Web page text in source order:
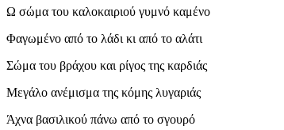
Ω σώμα του καλοκαιριού γυμνό καμένο
Φαγωμένο από το λάδι κι από το αλάτι
Σώμα του βράχου και ρίγος της καρδιάς
Μεγάλο ανέμισμα της κόμης λυγαριάς
Άχνα βασιλικού πάνω από το σγουρό